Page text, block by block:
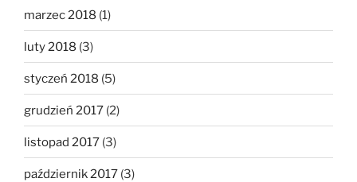
marzec 2018 (1)
luty 2018 (3)
styczeń 2018 (5)
grudzień 2017 (2)
listopad 2017 (3)
październik 2017 (3)